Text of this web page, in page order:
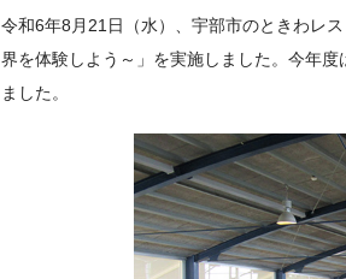
令和6年8月21日（水）、宇部市のときわレ
界を体験しよう～」を実施しました。今年
ました。